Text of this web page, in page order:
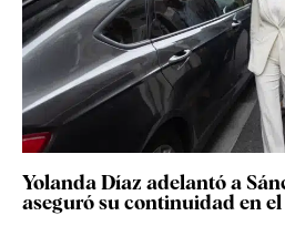
Yolanda Díaz adelantó a
aseguró su continuidad en